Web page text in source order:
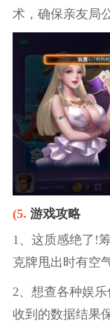
术，确保亲友局
(5. 游戏攻略
1、这质感绝了!
克牌甩出时有空
2、想查各种娱
收到的数据结果